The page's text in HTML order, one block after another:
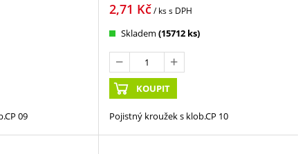
09
2,71 Kč/ kss DPH
Skladem (15712 ks)
KOUPIT
Pojistný kroužek s klob.CP 10